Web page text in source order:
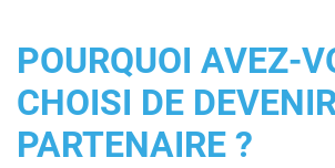
POURQUOI AVEZ-
CHOISI DE
PARTENAIRE ?